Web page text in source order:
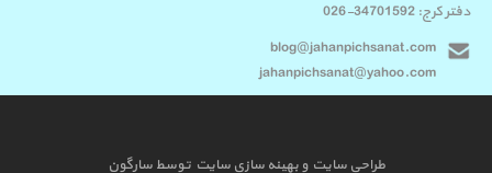
دفتر کرج: 34701592-026
blog@jahanpichsanat.com
jahanpichsanat@yahoo.com
طراحی سایتوبهینه سازی سایتتوسط سارگون